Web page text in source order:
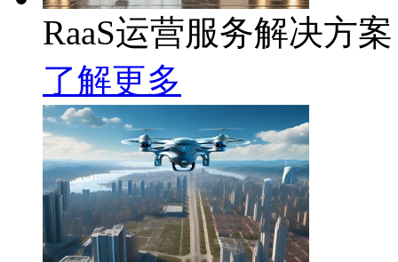
RaaS运营服务解决方案
了解更多